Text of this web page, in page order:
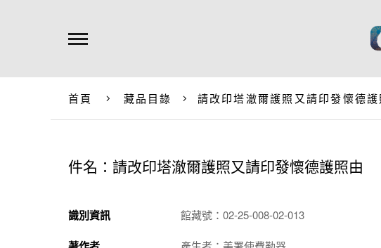
首頁 藏品目錄 請改印塔澈爾護照又請印發懷德護
件名：請改印塔澈爾護照又請印發懷德護照由
識別資訊 館藏號：02-25-008-02-013